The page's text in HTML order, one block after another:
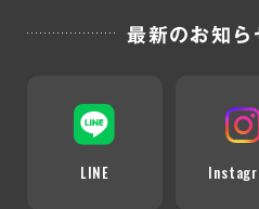
最新のお知ら
LINE